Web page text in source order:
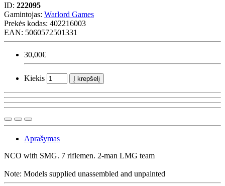
ID: 222095
Gamintojas: Warlord Games
Prekės kodas: 402216003
EAN: 5060572501331
30,00€
Kiekis Į krepšelį
Aprašymas
NCO with SMG. 7 riflemen. 2-man LMG team
Note: Models supplied unassembled and unpainted